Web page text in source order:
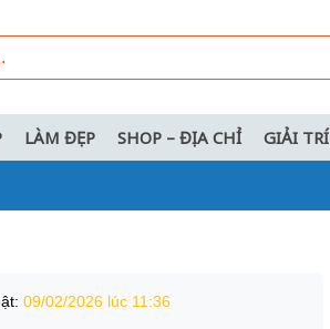
LÀM ĐẸP SHOP – ĐỊA CHỈ GIẢI TRÍ
09/02/2026 lúc 11:36